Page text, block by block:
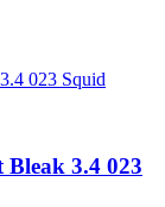
3.4 023